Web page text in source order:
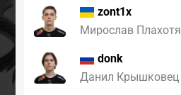
zont1x
Мирослав Плахотя
donk
Данил Крышковец